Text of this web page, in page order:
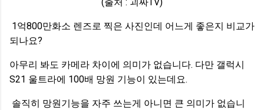
1억800만화소 렌즈로 찍은 사진인데 어느게 좋은지 비교가
되나요?
아무리 봐도 카메라 차이에 의미가 없습니다. 다만 갤럭시
S21 울트라에 100배 망원 기능이 있는데요.
솔직히 망원기능을 자주 쓰는게 아니면 큰 의미가 없습니